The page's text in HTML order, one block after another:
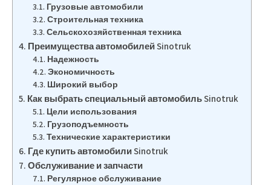
Грузовые автомобили
Строительная техника
Сельскохозяйственная техника
Преимущества автомобилей Sinotruk
Надежность
Экономичность
Широкий выбор
Как выбрать специальный автомобиль Sinotruk
Цели использования
Грузоподъемность
Технические характеристики
Где купить автомобили Sinotruk
Обслуживание и запчасти
Регулярное обслуживание